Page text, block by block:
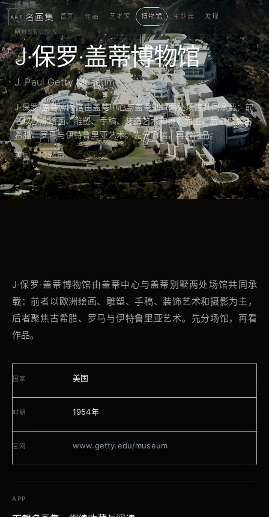
ART 名画集 首页 作品 艺术家 博物馆 主题展 发现
博物馆
MUSEUMS
J·保罗·盖蒂博物馆
J. Paul Getty Museum
J·保罗·盖蒂博物馆由盖蒂中心与盖蒂别墅两处场馆共同承载：前
者以欧洲绘画、雕塑、手稿、装饰艺术和摄影为主，后者聚焦古
希腊、罗马与伊特鲁里亚艺术。先分场馆，再看作品。
美国 · 1954年
J·保罗·盖蒂博物馆由盖蒂中心与盖蒂别墅两处场馆共同承
载：前者以欧洲绘画、雕塑、手稿、装饰艺术和摄影为主，
后者聚焦古希腊、罗马与伊特鲁里亚艺术。先分场馆，再看
作品。
国家 美国
时期 1954年
官网 www.getty.edu/museum
APP